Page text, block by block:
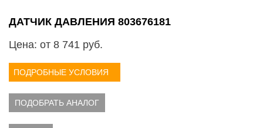
ДАТЧИК ДАВЛЕНИЯ 803676181
Цена: от 8 741 руб.
ПОДРОБНЫЕ УСЛОВИЯ
ПОДОБРАТЬ АНАЛОГ